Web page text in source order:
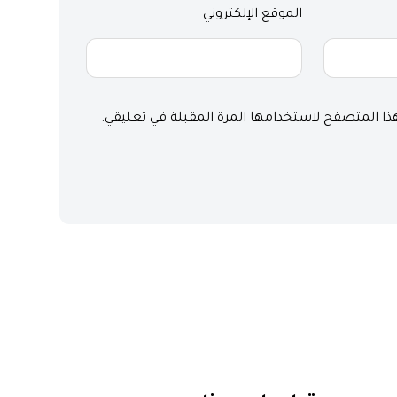
الموقع الإلكتروني
المتصفح لاستخدامها المرة المقبلة في تعليقي.